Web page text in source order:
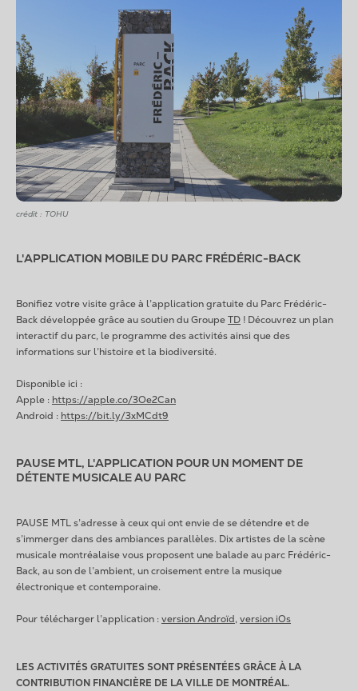
crédit : TOHU
L'APPLICATION MOBILE DU PARC FRÉDÉRIC-BACK
Bonifiez votre visite grâce à l’application gratuite du Parc Frédéric-
Back développée grâce au soutien du GroupeTD ! Découvrez un plan
interactif du parc, le programme des activités ainsi que des
informations sur l’histoire et la biodiversité.
Disponible ici :
Apple : https://apple.co/3Oe2Can
Android : https://bit.ly/3xMCdt9
PAUSE MTL, L'APPLICATION POUR UN MOMENT DE
DÉTENTE MUSICALE AU PARC
PAUSE MTL s’adresse à ceux qui ont envie de se détendre et de
s’immerger dans des ambiances parallèles. Dix artistes de la scène
musicale montréalaise vous proposent une balade au parc Frédéric-
Back, au son de l’ambient, un croisement entre la musique
électronique et contemporaine.
Pour télécharger l’application :version Androïd,version iOs
LES ACTIVITÉS GRATUITES SONT PRÉSENTÉES GRÂCE À LA
CONTRIBUTION FINANCIÈRE DE LA VILLE DE MONTRÉAL.